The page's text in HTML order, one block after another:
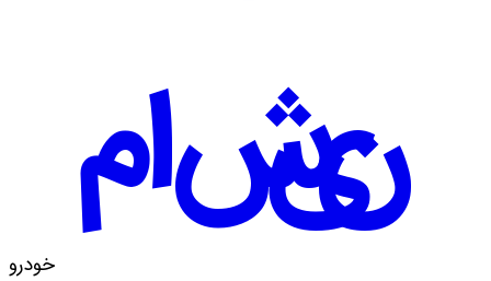
ماشین
خودرو